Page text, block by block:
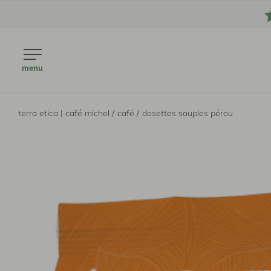
menu
terra etica | café michel / café / dosettes souples pérou